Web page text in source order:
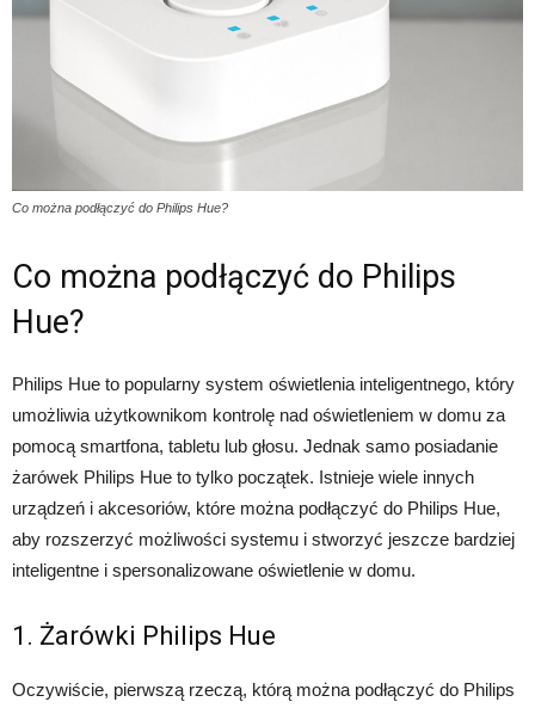
Co można podłączyć do Philips Hue?
Co można podłączyć do Philips
Hue?
Philips Hue to popularny system oświetlenia inteligentnego, który
umożliwia użytkownikom kontrolę nad oświetleniem w domu za
pomocą smartfona, tabletu lub głosu. Jednak samo posiadanie
żarówek Philips Hue to tylko początek. Istnieje wiele innych
urządzeń i akcesoriów, które można podłączyć do Philips Hue,
aby rozszerzyć możliwości systemu i stworzyć jeszcze bardziej
inteligentne i spersonalizowane oświetlenie w domu.
1. Żarówki Philips Hue
Oczywiście, pierwszą rzeczą, którą można podłączyć do Philips